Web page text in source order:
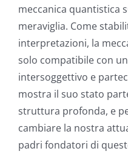
meccanica quantistica
meraviglia. Come
interpretazioni, la
solo compatibile con
intersoggettivo e
mostra il suo stato
struttura profonda, e
cambiare la nostra
padri fondatori di